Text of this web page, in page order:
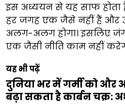
इस अध्ययन से यह साफ
हर जगह एक जैसे नहीं हैं और
अलग-अलग होगा। इसलिए
एक जैसी नीति काम नहीं
यह भी पढ़ें
दुनिया भर में गर्मी को और
बढ़ा सकता है कार्बन चक्र: